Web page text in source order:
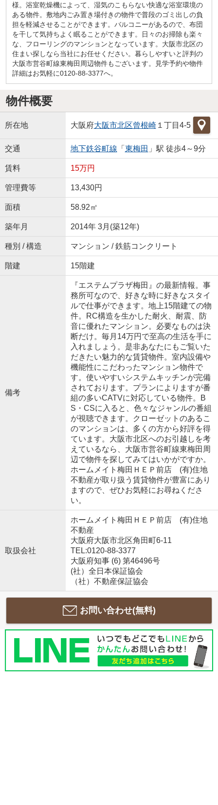
様。浴室乾燥機によって、湿気のこもらない快適な浴室環境の
ある物件。敷地内ごみ置き場付きの物件で普段のゴミ出しの負
担を軽減させることができます。バルコニーがあるので、布団
を干して気持ちよく眠ることができます。日々のお掃除も楽々
な、フローリングのマンションとなっています。大阪市北区の
住まい探しなら当社にお任せください。暮らしやすいと評判の
大阪市営谷町線東梅田周辺物件もございます。見学予約や物件
詳細はお気軽に0120-88-3377へ。
物件概要
所在地 大阪府大阪市北区曾根崎１丁目4-5
交通 地下鉄谷町線 「 東梅田 」駅 徒歩4～9分
賃料 15万円
管理費等 13,430円
面積 58.92㎡
築年月 2014年 3月(築12年)
種別 / 構造 マンション / 鉄筋コンクリート
階建 15階建
備考
『エステムプラザ梅田』の最新情報。事
務所可なので、好きな時に好きなスタイ
ルで仕事ができます。地上15階建ての物
件。RC構造を生かした耐火、耐震、防
音に優れたマンション。必要なものは決
断だけ。毎月14万円で至高の生活を手に
入れましょう。是非あなたにもご覧いた
だきたい魅力的な賃貸物件。室内設備や
機能性にこだわったマンション物件で
す。使いやすいシステムキッチンが完備
されております。プランによりますが番
組の多いCATVに対応している物件。B
S・CSに入ると、色々なジャンルの番組
が視聴できます。クローゼットのあるこ
のマンションは、多くの方から好評を得
ています。大阪市北区へのお引越しを考
えているなら、大阪市営谷町線東梅田周
辺で物件を探してみてはいかがですか。
ホームメイト梅田ＨＥＰ前店 (有)住地
不動産が取り扱う賃貸物件が豊富にあり
ますので、ぜひお気軽にお尋ねくださ
い。
取扱会社
ホームメイト梅田ＨＥＰ前店 (有)住地
不動産
大阪府大阪市北区角田町6-11
TEL:0120-88-3377
大阪府知事 (6) 第46496号
(社）全日本保証協会
（社）不動産保証協会
お問い合わせ(無料)